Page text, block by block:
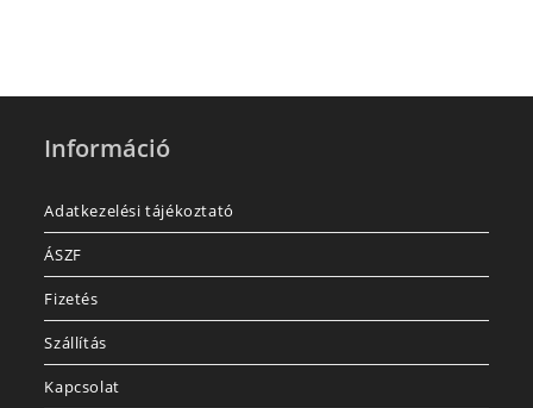
Információ
Adatkezelési tájékoztató
ÁSZF
Fizetés
Szállítás
Kapcsolat